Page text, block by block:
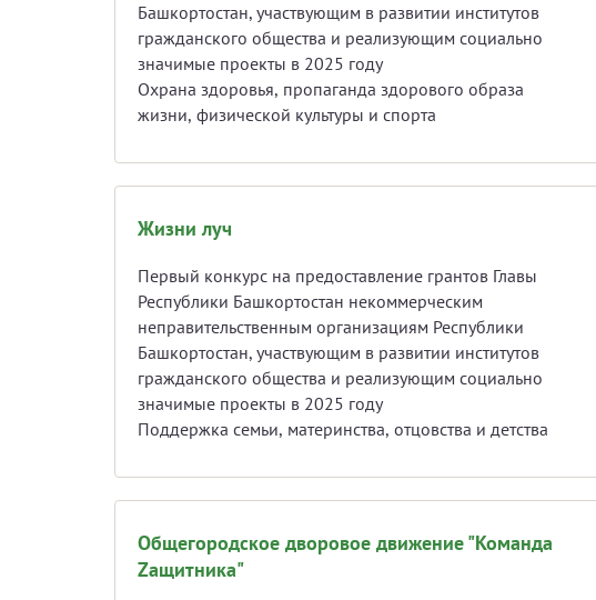
Башкортостан, участвующим в развитии институтов
гражданского общества и реализующим социально
значимые проекты в 2025 году
Охрана здоровья, пропаганда здорового образа
жизни, физической культуры и спорта
Жизни луч
Первый конкурс на предоставление грантов Главы
Республики Башкортостан некоммерческим
неправительственным организациям Республики
Башкортостан, участвующим в развитии институтов
гражданского общества и реализующим социально
значимые проекты в 2025 году
Поддержка семьи, материнства, отцовства и детства
Общегородское дворовое движение "Команда
Zащитника"